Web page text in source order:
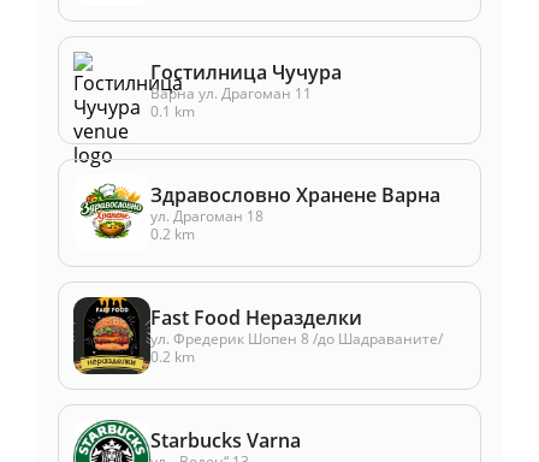
Гостилница Чучура
Варна ул. Драгоман 11
0.1 km
Здравословно Хранене Варна
ул. Драгоман 18
0.2 km
Fast Food Неразделки
ул. Фредерик Шопен 8 /до Шадраваните/
0.2 km
Starbucks Varna